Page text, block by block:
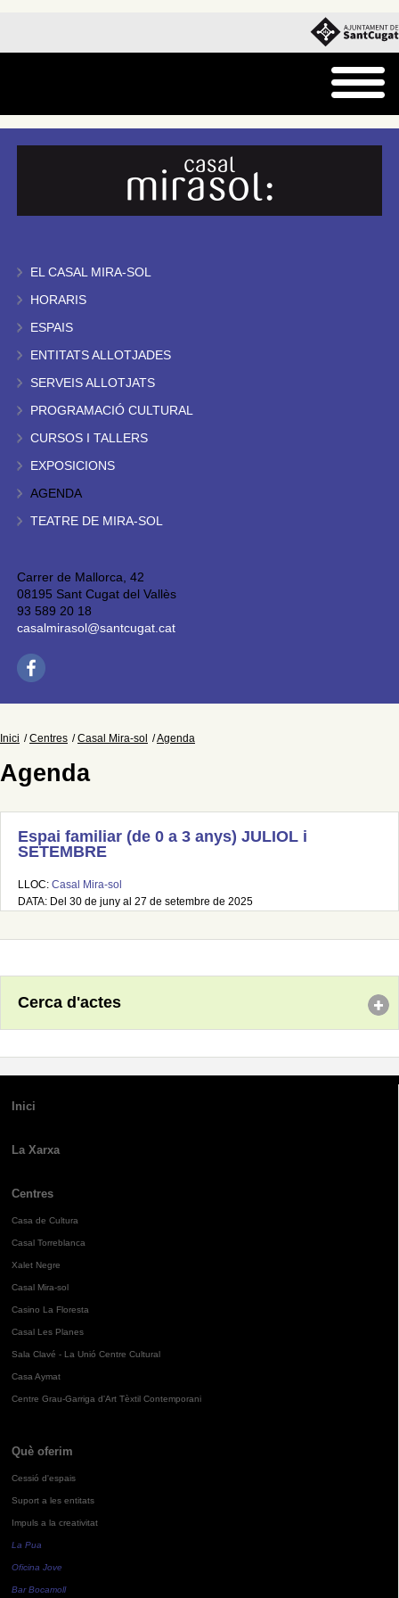
EL CASAL MIRA-SOL
HORARIS
ESPAIS
ENTITATS ALLOTJADES
SERVEIS ALLOTJATS
PROGRAMACIÓ CULTURAL
CURSOS I TALLERS
EXPOSICIONS
AGENDA
TEATRE DE MIRA-SOL
Carrer de Mallorca, 42
08195 Sant Cugat del Vallès
93 589 20 18
casalmirasol@santcugat.cat
Inici Centres Casal Mira-sol Agenda
Agenda
Espai familiar (de 0 a 3 anys) JULIOL i
SETEMBRE
LLOC: Casal Mira-sol
DATA: Del 30 de juny al 27 de setembre de 2025
Cerca d'actes
Inici
La Xarxa
Centres
Casa de Cultura
Casal Torreblanca
Xalet Negre
Casal Mira-sol
Casino La Floresta
Casal Les Planes
Sala Clavé - La Unió Centre Cultural
Casa Aymat
Centre Grau-Garriga d'Art Tèxtil Contemporani
Què oferim
Cessió d'espais
Suport a les entitats
Impuls a la creativitat
La Pua
Oficina Jove
Bar Bocamoll